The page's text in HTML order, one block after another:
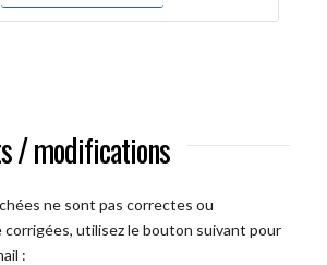
/ modifications
ne sont pas correctes ou
utilisez le bouton suivant pour
: